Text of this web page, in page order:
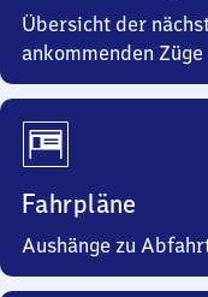
Übersicht der
ankommenden Züge
Fahrpläne
Aushänge zu